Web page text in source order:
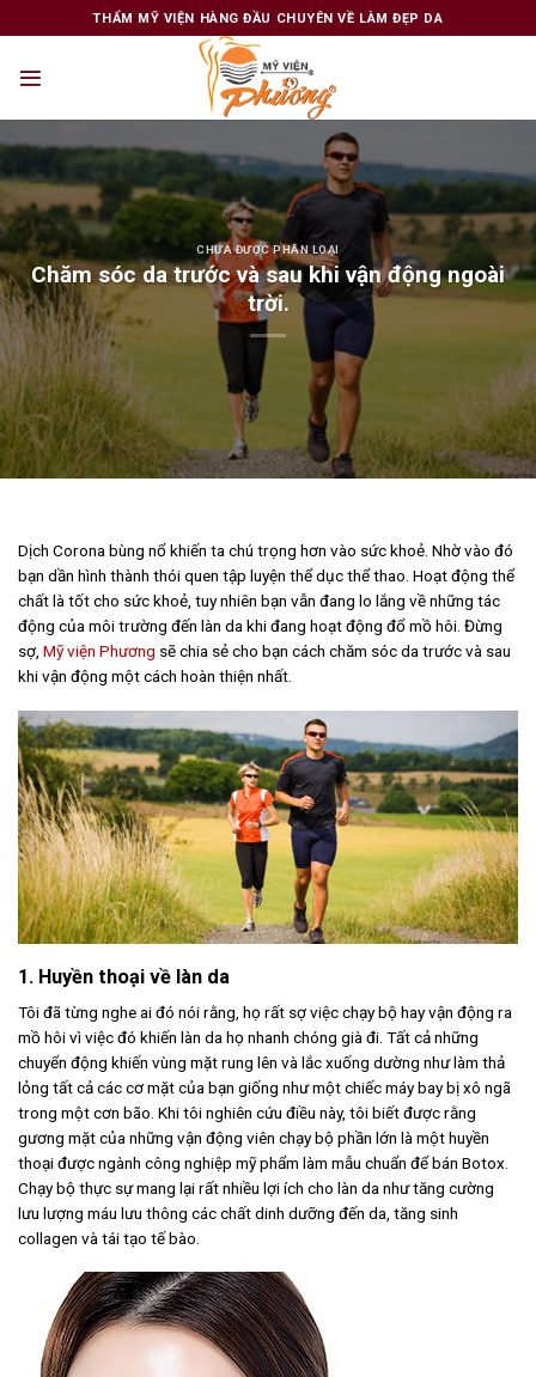
to
THẨM MỸ VIỆN HÀNG ĐẦU CHUYÊN VỀ LÀM ĐẸP DA
CHƯA ĐƯỢC PHÂN LOẠI
Chăm sóc da trước và sau khi vận động ngoài
trời.
Dịch Corona bùng nổ khiến ta chú trọng hơn vào sức khoẻ. Nhờ vào đó
bạn dần hình thành thói quen tập luyện thể dục thể thao. Hoạt động thể
chất là tốt cho sức khoẻ, tuy nhiên bạn vẫn đang lo lắng về những tác
động của môi trường đến làn da khi đang hoạt động đổ mồ hôi. Đừng
sợ, Mỹ viện Phương sẽ chia sẻ cho bạn cách chăm sóc da trước và sau
khi vận động một cách hoàn thiện nhất.
1. Huyền thoại về làn da
Tôi đã từng nghe ai đó nói rằng, họ rất sợ việc chạy bộ hay vận động ra
mồ hôi vì việc đó khiến làn da họ nhanh chóng già đi. Tất cả những
chuyển động khiến vùng mặt rung lên và lắc xuống dường như làm thả
lỏng tất cả các cơ mặt của bạn giống như một chiếc máy bay bị xô ngã
trong một cơn bão. Khi tôi nghiên cứu điều này, tôi biết được rằng
gương mặt của những vận động viên chạy bộ phần lớn là một huyền
thoại được ngành công nghiệp mỹ phẩm làm mẫu chuẩn để bán Botox.
Chạy bộ thực sự mang lại rất nhiều lợi ích cho làn da như tăng cường
lưu lượng máu lưu thông các chất dinh dưỡng đến da, tăng sinh
collagen và tái tạo tế bào.